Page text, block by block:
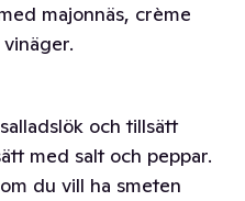
majonnäs, crème
och tillsätt
med salt och peppar.
du vill ha smeten